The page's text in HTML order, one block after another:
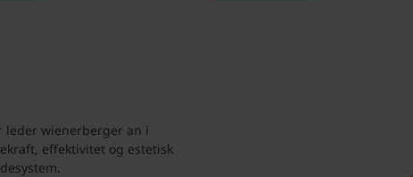
leder wienerberger an i
effektivitet og estetisk